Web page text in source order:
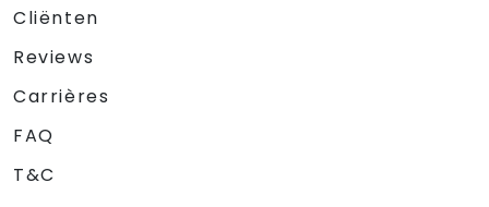
Cliënten
Reviews
Carrières
FAQ
T&C